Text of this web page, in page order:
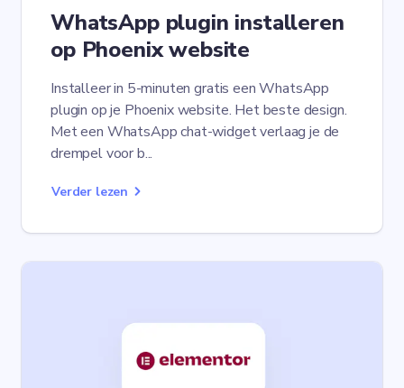
WhatsApp plugin installeren
op Phoenix website
Installeer in 5-minuten gratis een WhatsApp
plugin op je Phoenix website. Het beste design.
Met een WhatsApp chat-widget verlaag je de
drempel voor b...
Verder lezen